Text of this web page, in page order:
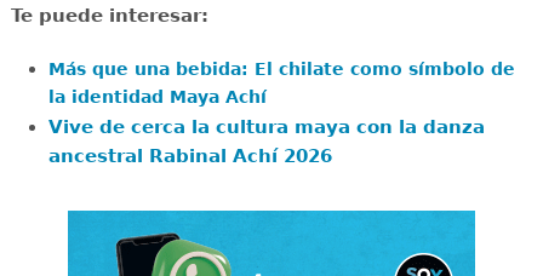
Te puede interesar:
Más que una bebida: El chilate como símbolo de
la identidad Maya Achí
Vive de cerca la cultura maya con la danza
ancestral Rabinal Achí 2026